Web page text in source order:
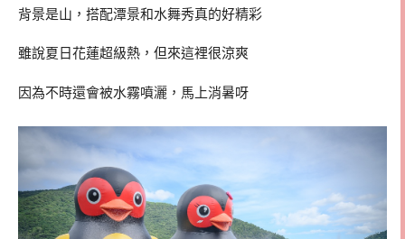
背景是山，搭配潭景和水舞秀真的好精彩
雖說夏日花蓮超級熱，但來這裡很涼爽
因為不時還會被水霧噴灑，馬上消暑呀